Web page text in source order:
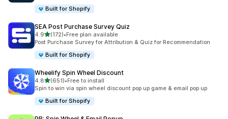
Built for Shopify
SEA Post Purchase Survey Quiz
4.9เต็ม 5 ดาว
(172)
ทั้งหมด 172 รีวิว
•Free plan available
Post Purchase Survey for Attribution & Quiz for Recommendation
Built for Shopify
Wheelify Spin Wheel Discount
4.8เต็ม 5 ดาว
(651)
ทั้งหมด 651 รีวิว
•Free to install
Spin to win via spin wheel discount pop up game & email pop up
Built for Shopify